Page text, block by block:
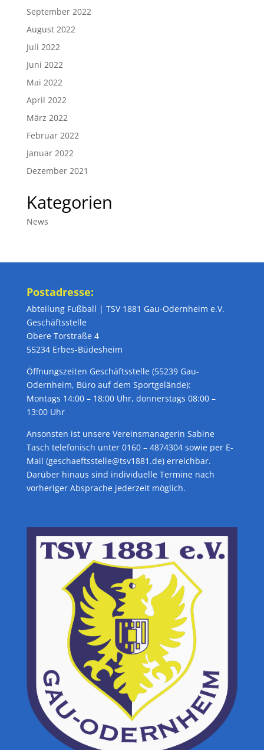
September 2022
August 2022
Juli 2022
Juni 2022
Mai 2022
April 2022
März 2022
Februar 2022
Januar 2022
Dezember 2021
Kategorien
News
Postadresse:
Abteilung Fußball | TSV 1881 Gau-Odernheim e.V.
Geschäftsstelle
Obere Torstraße 4
55234 Erbes-Büdesheim
Öffnungszeiten Geschäftsstelle (55239 Gau-
Odernheim, Büro auf dem Sportgelände):
Montags 14:00 – 18:00 Uhr, donnerstags 08:00 –
13:00 Uhr
Ansonsten ist unsere Vereinsmanagerin Sabine
Tasch telefonisch unter 0160 – 4874304 sowie per E-
Mail (geschaeftsstelle@tsv1881.de) erreichbar.
Darüber hinaus sind individuelle Termine nach
vorheriger Absprache jederzeit möglich.